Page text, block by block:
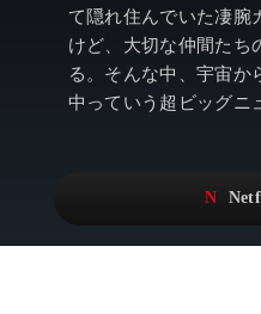
Netflix
て隠れ住んでいた凄腕
けど、大切な仲間たち
る。そんな中、宇宙か
中っていう超ビッグニ